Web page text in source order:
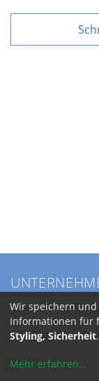
Über BKL
Service
Anfahrt
Jobs
Wir speichern
Informationen für
Styling, Sicherheit.
Mehr erfahren...